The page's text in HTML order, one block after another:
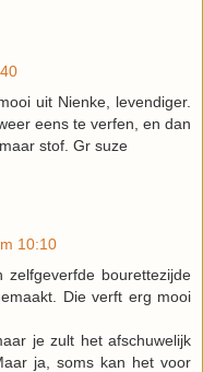
uit Nienke, levendiger.
eens te verfen, en dan
stof. Gr suze
10:10
zelfgeverfde bourettezijde
Die verft erg mooi
je zult het afschuwelijk
ja, soms kan het voor